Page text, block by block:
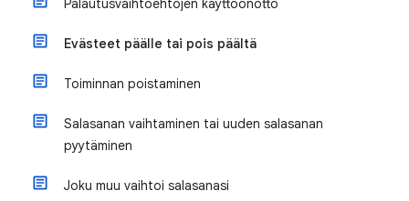
Palautusvaihtoehtojen käyttöönotto
Evästeet päälle tai pois päältä
Toiminnan poistaminen
Salasanan vaihtaminen tai uuden salasanan
pyytäminen
Joku muu vaihtoi salasanasi